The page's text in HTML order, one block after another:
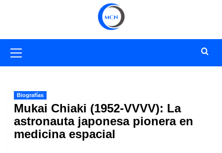
primario
Biografías
Mukai Chiaki (1952-VVVV): La
astronauta japonesa pionera en
medicina espacial